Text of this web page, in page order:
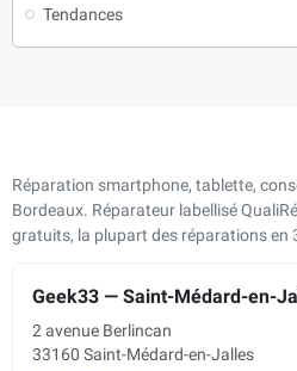
Tendances
Réparation smartphone, tablette,
Bordeaux. Réparateur labellisé
gratuits, la plupart des réparations en
Geek33 — Saint-Médard-en-
2 avenue Berlincan
33160 Saint-Médard-en-Jalles